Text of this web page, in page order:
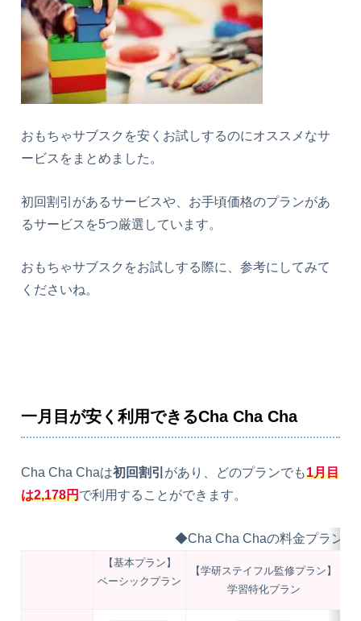
おもちゃサブスクを安くお試しするのにオススメなサ
ービスをまとめました。
初回割引があるサービスや、お手頃価格のプランがあ
るサービスを5つ厳選しています。
おもちゃサブスクをお試しする際に、参考にしてみて
くださいね。
一月目が安く利用できるCha Cha Cha
Cha Cha Chaは初回割引 があり、どのプランでも1月目
は2,178円で利用することができます。
◆Cha Cha Chaの料金プラン
【基本プラン】
ベーシックプラン
【学研ステイフル監修プラン】
学習特化プラン